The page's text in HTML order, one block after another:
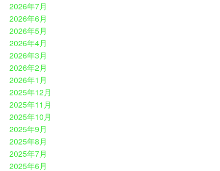
2026年7月
2026年6月
2026年5月
2026年4月
2026年3月
2026年2月
2026年1月
2025年12月
2025年11月
2025年10月
2025年9月
2025年8月
2025年7月
2025年6月